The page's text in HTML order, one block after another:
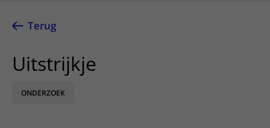
UMC Utrecht
Zorg en behandeling
Ziekten en aandoeningen
Afspraak en opname
Terug
Uitstrijkje
ONDERZOEK